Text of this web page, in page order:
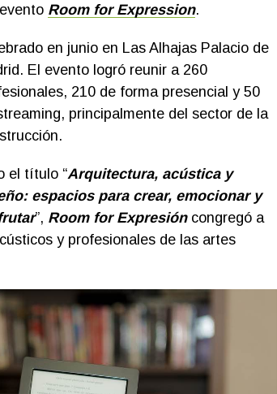
Room for Expression.
en junio en Las Alhajas Palacio de
El evento logró reunir a 260
210 de forma presencial y 50
principalmente del sector de la
el título “Arquitectura, acústica y
espacios para crear, emocionar y
”, Room for Expresión congregó a
y profesionales de las artes